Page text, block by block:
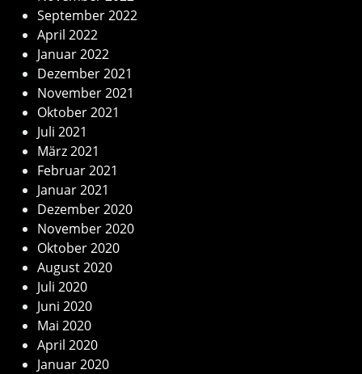
September 2022
April 2022
Januar 2022
Dezember 2021
November 2021
Oktober 2021
Juli 2021
März 2021
Februar 2021
Januar 2021
Dezember 2020
November 2020
Oktober 2020
August 2020
Juli 2020
Juni 2020
Mai 2020
April 2020
Januar 2020